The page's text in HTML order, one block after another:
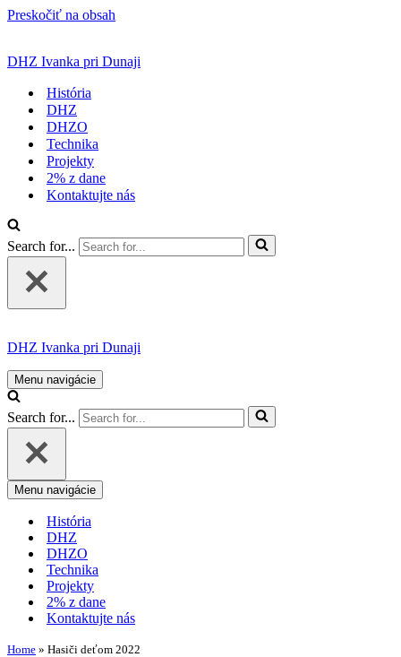
Preskočiť na obsah
DHZ Ivanka pri Dunaji
História
DHZ
DHZO
Technika
Projekty
2% z dane
Kontaktujte nás
Search for...
DHZ Ivanka pri Dunaji
Menu navigácie
Search for...
Menu navigácie
História
DHZ
DHZO
Technika
Projekty
2% z dane
Kontaktujte nás
Home » Hasiči deťom 2022